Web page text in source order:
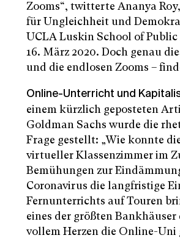
Zooms“, twitterte Ananya
für Ungleichheit und
UCLA Luskin School of
16. März 2020. Doch genau
und die endlosen Zooms –
Online-Unterricht und
einem kürzlich geposteten
Goldman Sachs wurde die
Frage gestellt: „Wie konnte
virtueller Klassenzimmer im
Bemühungen zur
Coronavirus die langfristige
Fernunterrichts auf Touren
eines der größten Bankhäuser
vollem Herzen die Online-